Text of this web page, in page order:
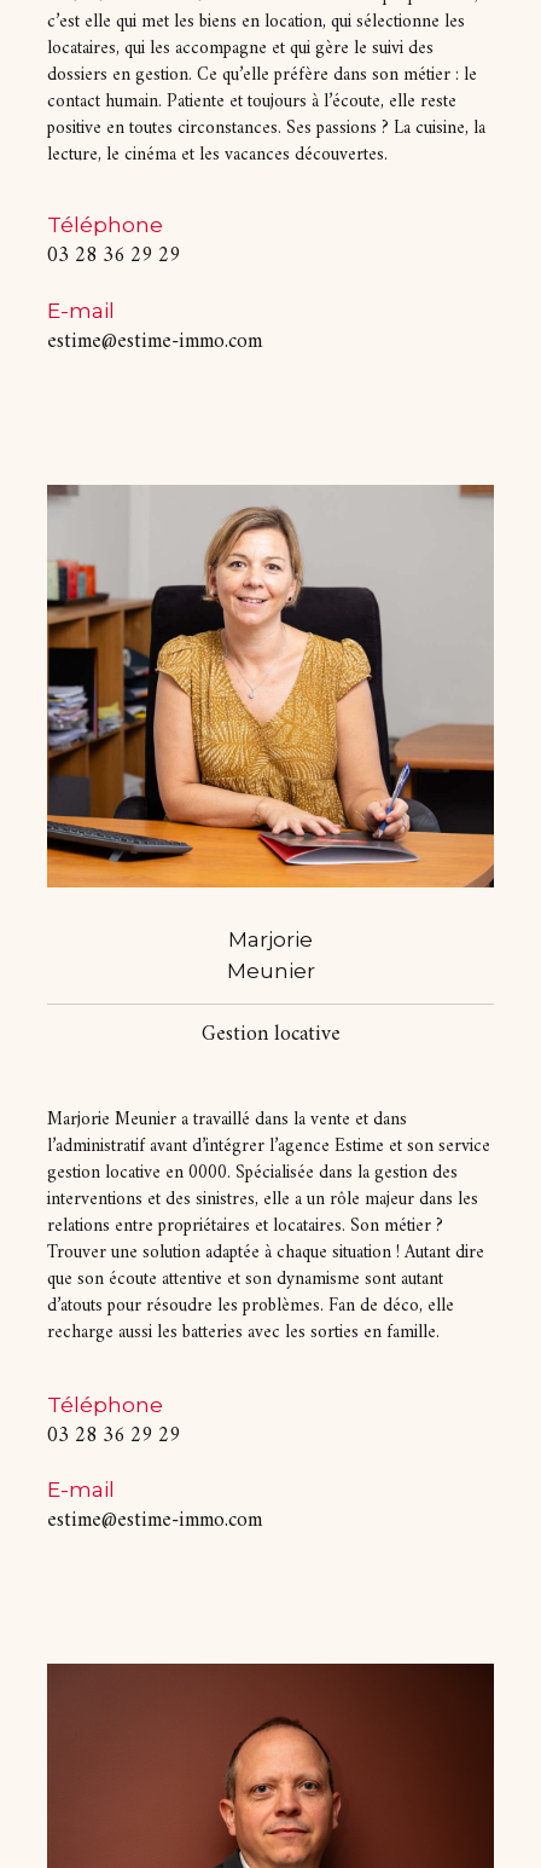
c’est elle qui met les biens en location, qui sélectionne les
locataires, qui les accompagne et qui gère le suivi des
dossiers en gestion. Ce qu’elle préfère dans son métier : le
contact humain. Patiente et toujours à l’écoute, elle reste
positive en toutes circonstances. Ses passions ? La cuisine, la
lecture, le cinéma et les vacances découvertes.
Téléphone
03 28 36 29 29
E-mail
estime@estime-immo.com
Marjorie
Meunier
Gestion locative
Marjorie Meunier a travaillé dans la vente et dans
l’administratif avant d’intégrer l’agence Estime et son service
gestion locative en 0000. Spécialisée dans la gestion des
interventions et des sinistres, elle a un rôle majeur dans les
relations entre propriétaires et locataires. Son métier ?
Trouver une solution adaptée à chaque situation ! Autant dire
que son écoute attentive et son dynamisme sont autant
d’atouts pour résoudre les problèmes. Fan de déco, elle
recharge aussi les batteries avec les sorties en famille.
Téléphone
03 28 36 29 29
E-mail
estime@estime-immo.com